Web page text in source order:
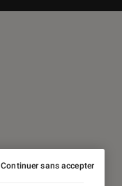
Continuer sans accepter